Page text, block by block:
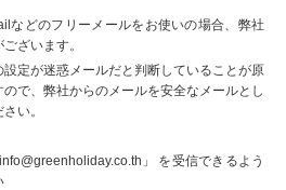
などのフリーメールをお使いの場合、弊社
ざいます。
定が迷惑メールだと判断していることが原
で、弊社からのメールを安全なメールとし
い。
」 を受信できるよう